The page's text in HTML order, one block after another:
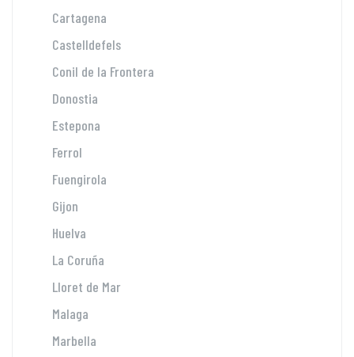
Cartagena
Castelldefels
Conil de la Frontera
Donostia
Estepona
Ferrol
Fuengirola
Gijon
Huelva
La Coruña
Lloret de Mar
Malaga
Marbella